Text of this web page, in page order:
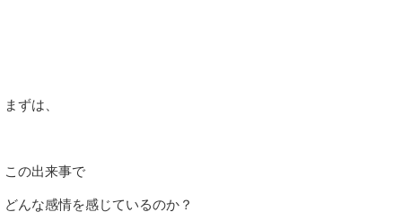
まずは、
この出来事で
どんな感情を感じているのか？